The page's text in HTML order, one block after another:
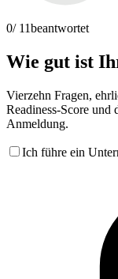
0/ 11beantwortet
Wie gut ist
Vierzehn Fragen,
Readiness-Score
Anmeldung.
Ich führe ein